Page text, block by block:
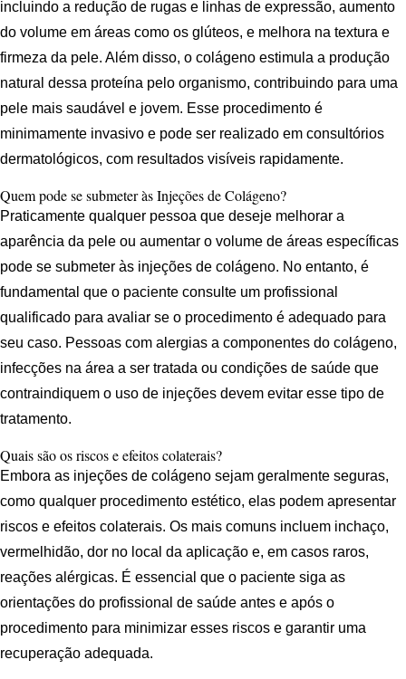
incluindo a redução de rugas e linhas de expressão, aumento
do volume em áreas como os glúteos, e melhora na textura e
firmeza da pele. Além disso, o colágeno estimula a produção
natural dessa proteína pelo organismo, contribuindo para uma
pele mais saudável e jovem. Esse procedimento é
minimamente invasivo e pode ser realizado em consultórios
dermatológicos, com resultados visíveis rapidamente.
Quem pode se submeter às Injeções de Colágeno?
Praticamente qualquer pessoa que deseje melhorar a
aparência da pele ou aumentar o volume de áreas específicas
pode se submeter às injeções de colágeno. No entanto, é
fundamental que o paciente consulte um profissional
qualificado para avaliar se o procedimento é adequado para
seu caso. Pessoas com alergias a componentes do colágeno,
infecções na área a ser tratada ou condições de saúde que
contraindiquem o uso de injeções devem evitar esse tipo de
tratamento.
Quais são os riscos e efeitos colaterais?
Embora as injeções de colágeno sejam geralmente seguras,
como qualquer procedimento estético, elas podem apresentar
riscos e efeitos colaterais. Os mais comuns incluem inchaço,
vermelhidão, dor no local da aplicação e, em casos raros,
reações alérgicas. É essencial que o paciente siga as
orientações do profissional de saúde antes e após o
procedimento para minimizar esses riscos e garantir uma
recuperação adequada.